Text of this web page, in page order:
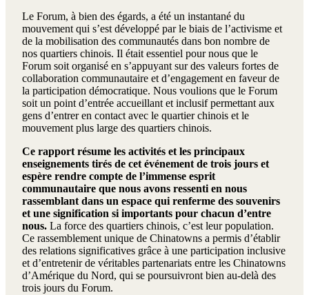
Le Forum, à bien des égards, a été un instantané du
mouvement qui s’est développé par le biais de l’activisme et
de la mobilisation des communautés dans bon nombre de
nos quartiers chinois. Il était essentiel pour nous que le
Forum soit organisé en s’appuyant sur des valeurs fortes de
collaboration communautaire et d’engagement en faveur de
la participation démocratique. Nous voulions que le Forum
soit un point d’entrée accueillant et inclusif permettant aux
gens d’entrer en contact avec le quartier chinois et le
mouvement plus large des quartiers chinois.
Ce rapport résume les activités et les principaux
enseignements tirés de cet événement de trois jours et
espère rendre compte de l’immense esprit
communautaire que nous avons ressenti en nous
rassemblant dans un espace qui renferme des souvenirs
et une signification si importants pour chacun d’entre
nous. La force des quartiers chinois, c’est leur population.
Ce rassemblement unique de Chinatowns a permis d’établir
des relations significatives grâce à une participation inclusive
et d’entretenir de véritables partenariats entre les Chinatowns
d’Amérique du Nord, qui se poursuivront bien au-delà des
trois jours du Forum.